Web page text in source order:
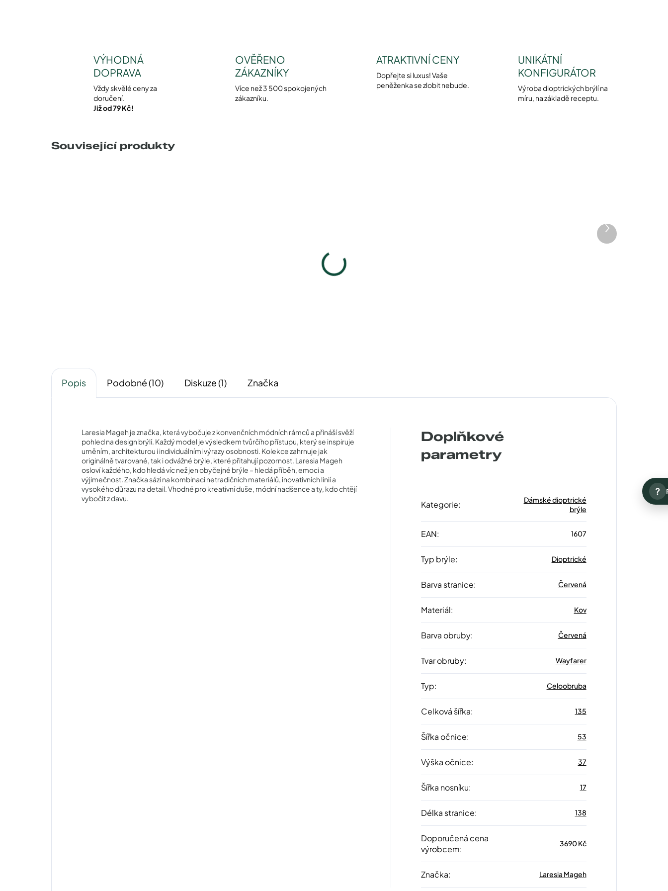
VÝHODNÁ
DOPRAVA
Vždy skvělé ceny za
doručení.
Již od 79 Kč!
OVĚŘENO
ZÁKAZNÍKY
Více než 3 500 spokojených
zákazníku.
ATRAKTIVNÍ CENY
Dopřejte si luxus! Vaše
peněženka se zlobit nebude.
UNIKÁTNÍ
KONFIGURÁTOR
Výroba dioptrických brýlí na
míru, na základě receptu.
Související produkty
Další
produkt
Popis Podobné (10) Diskuze (1) Značka
Laresia Mageh je značka, která vybočuje z konvenčních módních rámců a přináší svěží
pohled na design brýlí. Každý model je výsledkem tvůrčího přístupu, který se inspiruje
uměním, architekturou i individuálními výrazy osobnosti. Kolekce zahrnuje jak
originálně tvarované, tak i odvážné brýle, které přitahují pozornost. Laresia Mageh
osloví každého, kdo hledá víc než jen obyčejné brýle – hledá příběh, emoci a
výjimečnost. Značka sází na kombinaci netradičních materiálů, inovativních linií a
vysokého důrazu na detail. Vhodné pro kreativní duše, módní nadšence a ty, kdo chtějí
vybočit z davu.
Doplňkové
parametry
Kategorie:
Dámské dioptrické
brýle
EAN: 1607
Typ brýle: Dioptrické
Barva stranice: Červená
Materiál: Kov
Barva obruby: Červená
Tvar obruby: Wayfarer
Typ: Celoobruba
Celková šířka: 135
Šířka očnice: 53
Výška očnice: 37
Šířka nosníku: 17
Délka stranice: 138
Doporučená cena
výrobcem:
3690 Kč
Značka: Laresia Mageh
?